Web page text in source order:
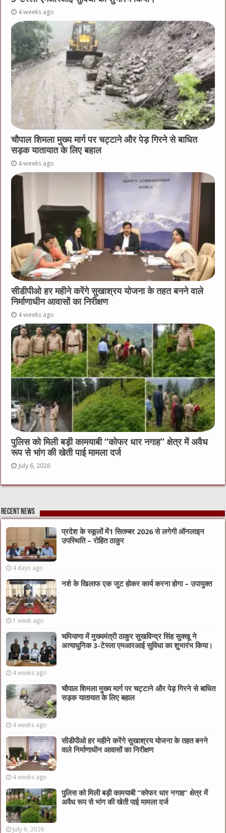
4 weeks ago
चौपाल शिमला मुख्य मार्ग पर चट्टाने और पेड़ गिरने से बाधित
सड़क यातायात के लिए बहाल
4 weeks ago
सीडीपीओ हर महीने करेंगे सुखाश्रय योजना के तहत बनने वाले
निर्माणाधीन आवासों का निरीक्षण
4 weeks ago
पुलिस को मिली बड़ी कामयाबी “कोफर धार नगाह” क्षेत्र में अवैध
रूप से भांग की खेती पाई मामला दर्ज
July 6, 2026
Recent News
प्रदेश के स्कूलों में1 सितम्बर 2026 से लगेगी ऑनलाइन
उपस्थिति – रोहित ठाकुर
4 days ago
नशे के खिलाफ एक जुट होकर कार्य करना होगा – उपायुक्त
1 week ago
चमियाणा में मुख्यमंत्री ठाकुर सुखविन्द्र सिंह सुक्खू ने
अत्याधुनिक 3-टेस्ला एमआरआई सुविधा का शुभारंभ किया।
4 weeks ago
चौपाल शिमला मुख्य मार्ग पर चट्टाने और पेड़ गिरने से बाधित
सड़क यातायात के लिए बहाल
4 weeks ago
सीडीपीओ हर महीने करेंगे सुखाश्रय योजना के तहत बनने
वाले निर्माणाधीन आवासों का निरीक्षण
4 weeks ago
पुलिस को मिली बड़ी कामयाबी “कोफर धार नगाह” क्षेत्र में
अवैध रूप से भांग की खेती पाई मामला दर्ज
July 6, 2026